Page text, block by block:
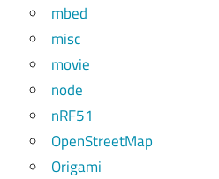
mbed
misc
movie
node
nRF51
OpenStreetMap
Origami